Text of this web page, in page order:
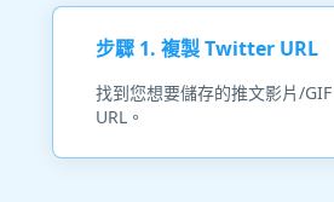
步驟 1. 複製 Twitter URL
找到您想要儲存的推文影片/
URL。